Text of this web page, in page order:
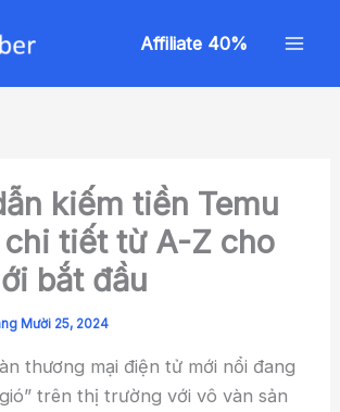
Affiliate 40%
kiếm tiền Temu
tiết từ A-Z cho
bắt đầu
Mười 25, 2024
thương mại điện tử mới nổi đang
trên thị trường với vô vàn sản